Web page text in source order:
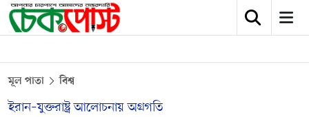
মূল পাতা বিশ্ব
ইরান–যুক্তরাষ্ট্র আলোচনায় অগ্রগতি